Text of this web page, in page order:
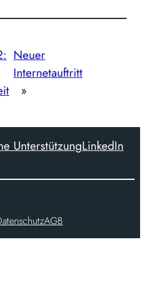
Neuer
Internetauftritt
»
UnterstützungLinkedIn
AGB